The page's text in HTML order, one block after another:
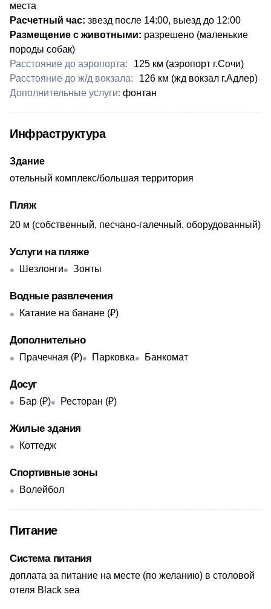
места
Расчетный час: звезд после 14:00, выезд до 12:00
Размещение с животными: разрешено (маленькие
породы собак)
Расстояние до аэропорта:
​125 км (аэропорт г.Сочи)
Расстояние до ж/д вокзала:
​​126 км (жд вокзал г.Адлер)
Дополнительные услуги: фонтан
Инфраструктура
Здание
отельный комплекс/большая территория
Пляж
​20 м (собственный, песчано-галечный, оборудованный)
Услуги на пляже
Шезлонги Зонты
Водные развлечения
Катание на банане (₽)
Дополнительно
Прачечная (₽) Парковка Банкомат
Досуг
Бар (₽) Ресторан (₽)
Жилые здания
Коттедж
Спортивные зоны
Волейбол
Питание
Система питания
доплата за питание на месте (по желанию) в столовой
отеля Black sea